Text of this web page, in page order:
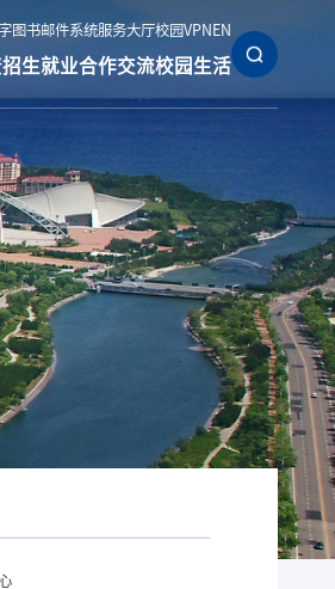
图书邮件系统服务大厅校园VPN EN
招生就业合作交流校园生活